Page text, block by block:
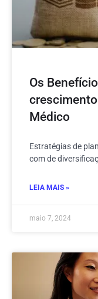
Os
Médico
Estratégias de
com de
LEIA MAIS »
maio 7, 2024